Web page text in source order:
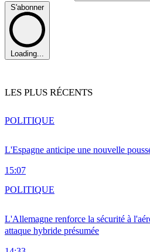
S'abonner
Loading...
LES PLUS RÉCENTS
L'Espagne anticipe une nouvelle
15:07
POLITIQUE
L'Allemagne renforce la sécurité à
attaque hybride présumée
POLITIQUE